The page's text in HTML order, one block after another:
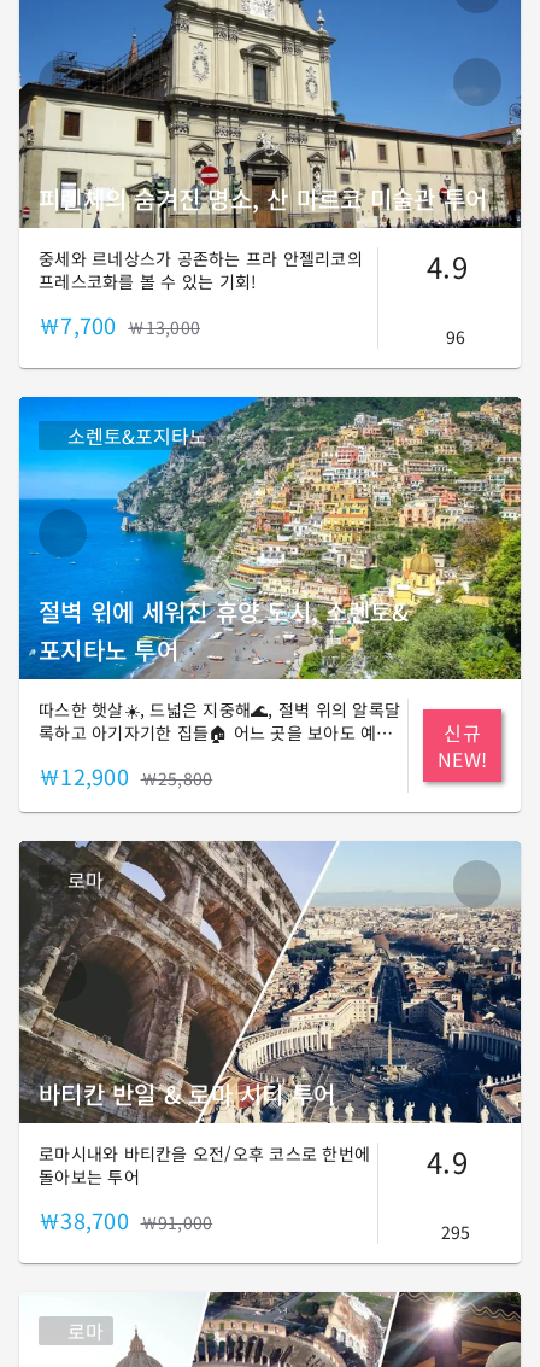
피렌체의 숨겨진 명소, 산 마르코 미술관 투어
중세와 르네상스가 공존하는 프라 안젤리코의
프레스코화를 볼 수 있는 기회!
￦7,700 ￦13,000
4.9
96
소렌토&포지타노
절벽 위에 세워진 휴양 도시, 소렌토&
포지타노 투어
따스한 햇살☀️, 드넓은 지중해🌊, 절벽 위의 알록달
록하고 아기자기한 집들🏠 어느 곳을 보아도 예쁜
표적인 휴양지 소렌토, 그리고 포지타노! 발길이 닿
￦12,900 ￦25,800
신규
NEW!
로마
바티칸 반일 & 로마 시티 투어
로마시내와 바티칸을 오전/오후 코스로 한번에
돌아보는 투어
￦38,700 ￦91,000
4.9
295
로마